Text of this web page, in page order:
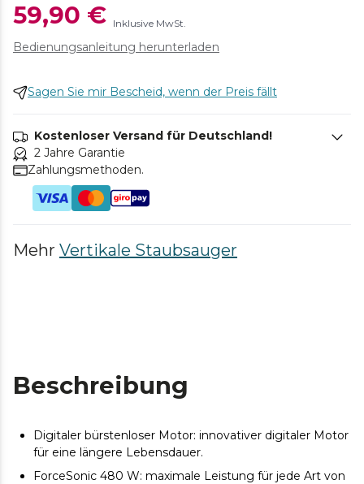
59,90 € Inklusive MwSt.
Bedienungsanleitung herunterladen
Sagen Sie mir Bescheid, wenn der Preis fällt
Kostenloser Versand für Deutschland!
2 Jahre Garantie
Zahlungsmethoden.
Mehr Vertikale Staubsauger
Beschreibung
Digitaler bürstenloser Motor: innovativer digitaler Motor
für eine längere Lebensdauer.
ForceSonic 480 W: maximale Leistung für jede Art von